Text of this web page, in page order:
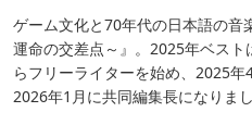
ゲーム文化と70年代の日本語の音
運命の交差点～』。2025年ベス
らフリーライターを始め、2025
2026年1月に共同編集長になりまし